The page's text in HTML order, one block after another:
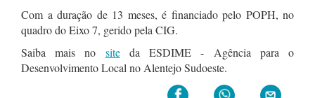
Com a duração de 13 meses, é financiado pelo POPH, no
quadro do Eixo 7, gerido pela CIG.
Saiba mais no siteda ESDIME - Agência para o
Desenvolvimento Local no Alentejo Sudoeste.